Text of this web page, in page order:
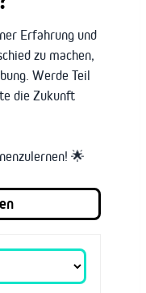
Erfahrung und
zu machen,
Werde Teil
die Zukunft
🌟